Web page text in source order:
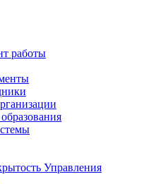
работы
Управления